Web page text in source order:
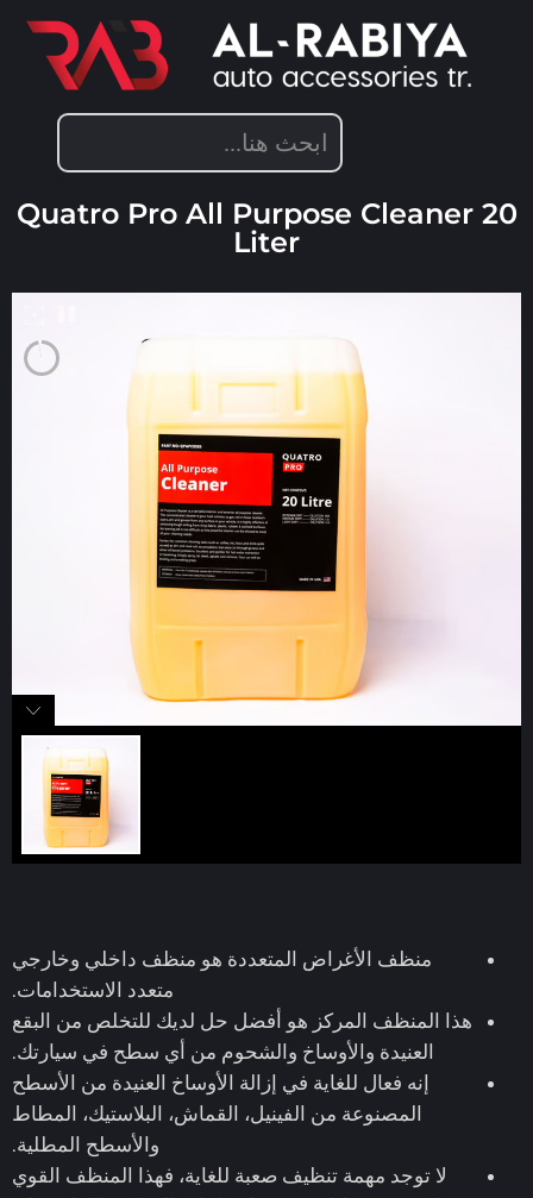
منتجات كواترو برو,منتجات العناية بالسيارات
Quatro Pro All Purpose Cleaner 20
Liter
منظف الأغراض المتعددة هو منظف داخلي وخارجي
متعدد الاستخدامات.
هذا المنظف المركز هو أفضل حل لديك للتخلص من البقع
العنيدة والأوساخ والشحوم من أي سطح في سيارتك.
إنه فعال للغاية في إزالة الأوساخ العنيدة من الأسطح
المصنوعة من الفينيل، القماش، البلاستيك، المطاط
والأسطح المطلية.
لا توجد مهمة تنظيف صعبة للغاية، فهذا المنظف القوي